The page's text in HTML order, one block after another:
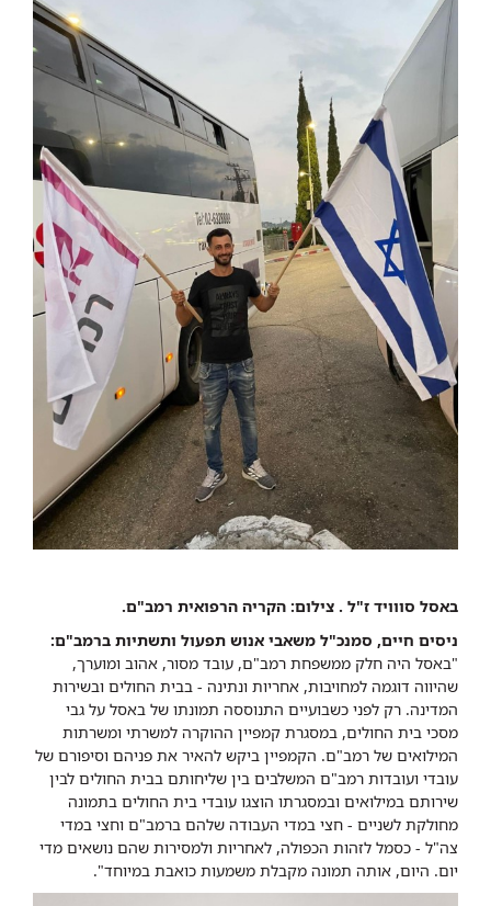
באסל סווויד ז"ל . צילום: הקריה הרפואית רמב"ם.
ניסים חיים, סמנכ"ל משאבי אנוש תפעול ותשתיות ברמב"ם:
"באסל היה חלק ממשפחת רמב"ם, עובד מסור, אהוב ומוערך,
שהיווה דוגמה למחויבות, אחריות ונתינה - בבית החולים ובשירות
המדינה. רק לפני כשבועיים התנוססה תמונתו של באסל על גבי
מסכי בית החולים, במסגרת קמפיין ההוקרה למשרתי ומשרתות
המילואים של רמב"ם. הקמפיין ביקש להאיר את פניהם וסיפורם של
עובדי ועובדות רמב"ם המשלבים בין שליחותם בבית החולים לבין
שירותם במילואים ובמסגרתו הוצגו עובדי בית החולים בתמונה
מחולקת לשניים - חצי במדי העבודה שלהם ברמב"ם וחצי במדי
צה"ל - כסמל לזהות הכפולה, לאחריות ולמסירות שהם נושאים מדי
יום. היום, אותה תמונה מקבלת משמעות כואבת במיוחד".